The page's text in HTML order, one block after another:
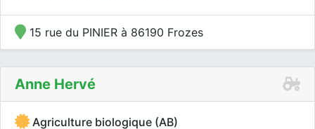
15 rue du PINIER à 86190 Frozes
Anne Hervé
Agriculture biologique (AB)